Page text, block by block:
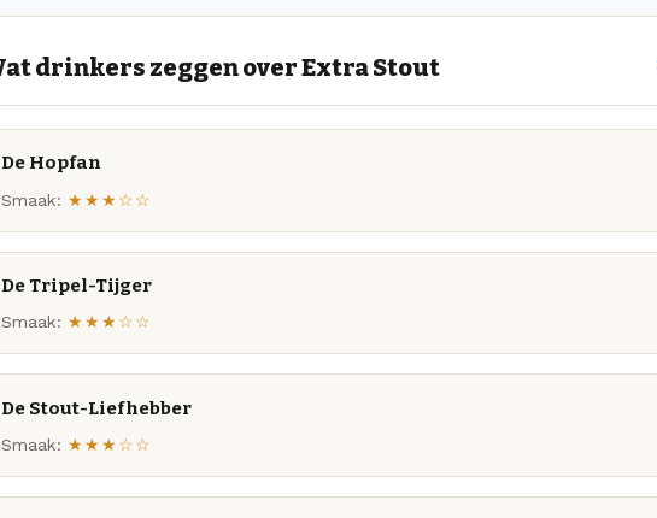
drinkers zeggen over Extra Stout
De Hopfan
Smaak: ★★★☆☆
De Tripel-Tijger
Smaak: ★★★☆☆
De Stout-Liefhebber
Smaak: ★★★☆☆